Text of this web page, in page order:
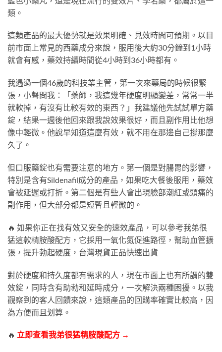
類。
這類產品的最大優勢就是效果明確、見效時間可預期。以目
前市面上常見的西藥成分來說，服用後大約30分鐘到1小時
就會有感，藥效持續時間從4小時到36小時都有。
我遇過一個46歲的科技業主管，第一次來藥局的時候很緊
張，小聲問我：「藥師，我這幾年硬度明顯變差，常常一半
就軟掉，有沒有比較有效的東西？」我建議他先試試單方藥
錠，結果一週後他回來跟我說效果很好，而且副作用比他想
像中輕微。他說早知道這麼有效，就不用在那邊自己撐那麼
久了。
但口服藥錠也有需要注意的地方。第一個是對腸胃的影響，
特別是含有Sildenafil成分的產品，如果吃大餐後服用，藥效
會被延遲或打折。第二個是有些人會出現臉部潮紅或頭痛的
副作用，但大部分都是短暫且輕微的。
🔥 如果你正在找有效又安全的速效產品，可以參考我弟很
猛這款精胺酸配方，它採用一氧化氮促進路徑，幫助血管擴
張，提升勃起硬度，台灣現貨正品快速出貨
對於硬度和持久度都有需求的人，現在市面上也有所謂的雙
效錠，同時含有助勃和延時成分，一次解決兩種困擾。以我
觀察到的客人回饋來說，這類產品的回購率確實比較高，因
為方便而且划算。
🔥 立即查看我弟很猛精胺酸配方 →